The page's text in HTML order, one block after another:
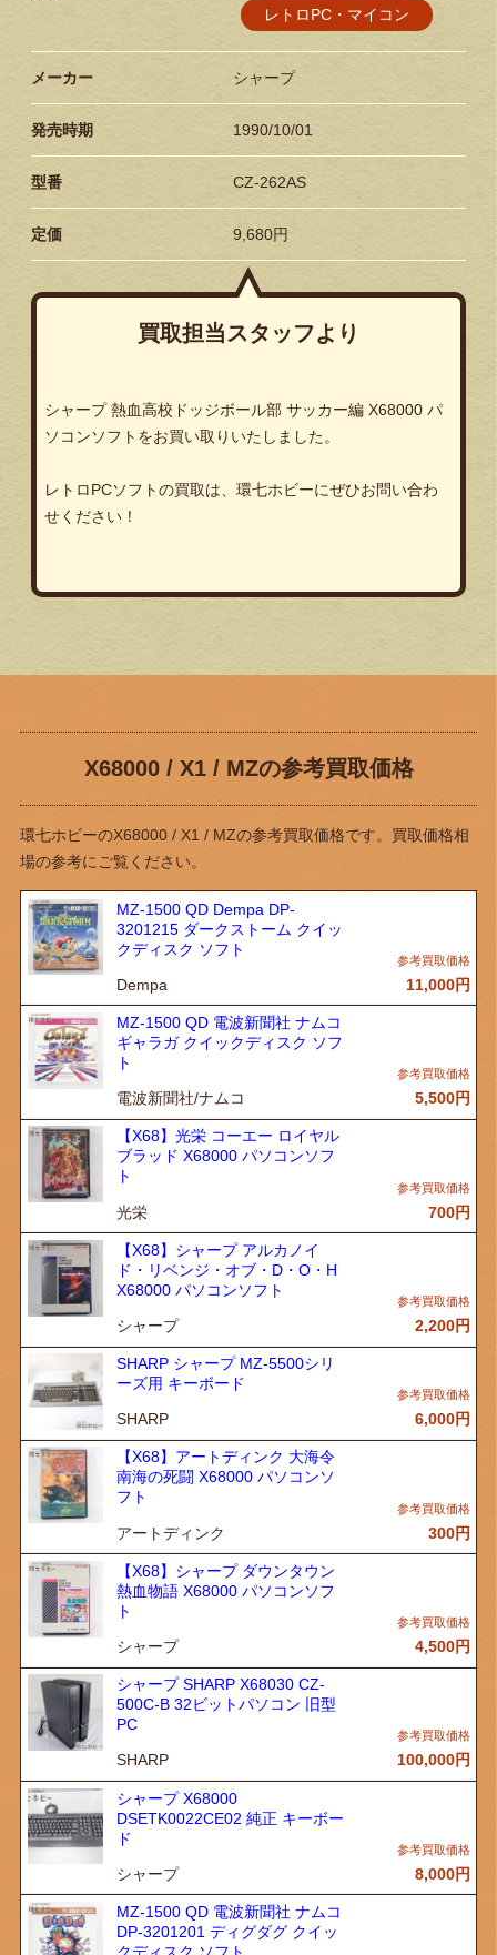
レトロPC・マイコン
メーカー シャープ
発売時期 1990/10/01
型番 CZ-262AS
定価 9,680円
買取担当スタッフより
シャープ 熱血高校ドッジボール部 サッカー編 X68000 パ
ソコンソフトをお買い取りいたしました。
レトロPCソフトの買取は、環七ホビーにぜひお問い合わ
せください！
X68000 / X1 / MZの参考買取価格
環七ホビーのX68000 / X1 / MZの参考買取価格です。買取価格相
場の参考にご覧ください。
MZ-1500 QD Dempa DP-
3201215 ダークストーム クイッ
クディスク ソフト
Dempa 11,000円
MZ-1500 QD 電波新聞社 ナムコ
ギャラガ クイックディスク ソフ
ト
電波新聞社/ナムコ 5,500円
【X68】光栄 コーエー ロイヤル
ブラッド X68000 パソコンソフ
ト
光栄 700円
【X68】シャープ アルカノイ
ド・リベンジ・オブ・D・O・H
X68000 パソコンソフト
シャープ 2,200円
SHARP シャープ MZ-5500シリ
ーズ用 キーボード
SHARP 6,000円
【X68】アートディンク 大海令
南海の死闘 X68000 パソコンソ
フト
アートディンク 300円
【X68】シャープ ダウンタウン
熱血物語 X68000 パソコンソフ
ト
シャープ 4,500円
シャープ SHARP X68030 CZ-
500C-B 32ビットパソコン 旧型
PC
SHARP 100,000円
シャープ X68000
DSETK0022CE02 純正 キーボー
ド
シャープ 8,000円
MZ-1500 QD 電波新聞社 ナムコ
DP-3201201 ディグダグ クイッ